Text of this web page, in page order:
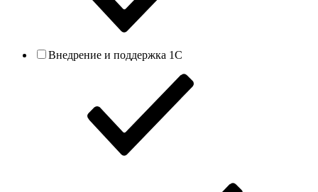
Внедрение и поддержка 1С